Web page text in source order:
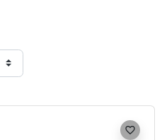
favorite_border